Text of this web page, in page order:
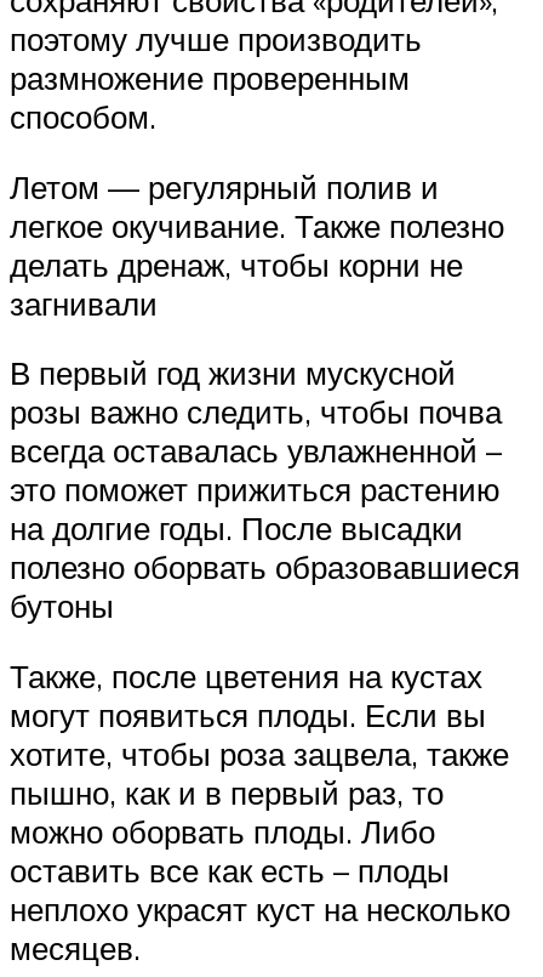
поэтому лучше производить
размножение проверенным
способом.
Летом — регулярный полив и
легкое окучивание. Также полезно
делать дренаж, чтобы корни не
загнивали
В первый год жизни мускусной
розы важно следить, чтобы почва
всегда оставалась увлажненной –
это поможет прижиться растению
на долгие годы. После высадки
полезно оборвать образовавшиеся
бутоны
Также, после цветения на кустах
могут появиться плоды. Если вы
хотите, чтобы роза зацвела, также
пышно, как и в первый раз, то
можно оборвать плоды. Либо
оставить все как есть – плоды
неплохо украсят куст на несколько
месяцев.